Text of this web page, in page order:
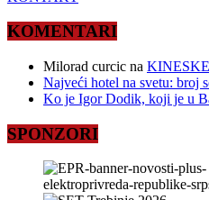
KOMENTARI
Milorad curcic na
Najveći hotel na svetu: broj
Ko je Igor Dodik, koji je u
SPONZORI